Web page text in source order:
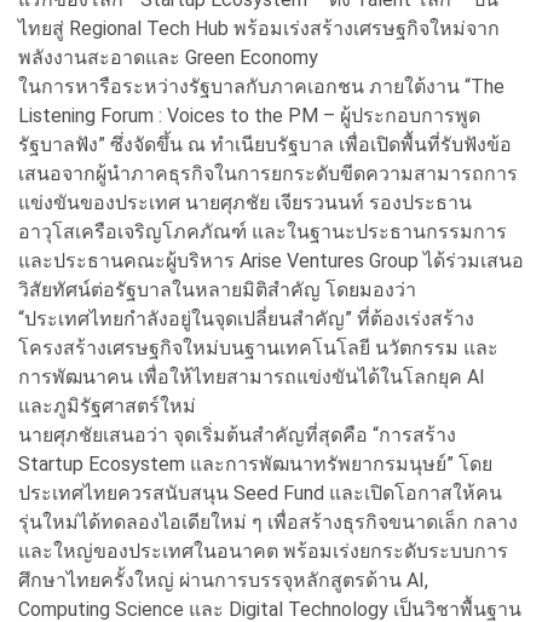
ไทยสู่ Regional Tech Hub พร้อมเร่งสร้างเศรษฐกิจใหม่จาก
พลังงานสะอาดและ Green Economy
ในการหารือระหว่างรัฐบาลกับภาคเอกชน ภายใต้งาน “The
Listening Forum : Voices to the PM – ผู้ประกอบการพูด
รัฐบาลฟัง” ซึ่งจัดขึ้น ณ ทำเนียบรัฐบาล เพื่อเปิดพื้นที่รับฟังข้อ
เสนอจากผู้นำภาคธุรกิจในการยกระดับขีดความสามารถการ
แข่งขันของประเทศ นายศุภชัย เจียรวนนท์ รองประธาน
อาวุโสเครือเจริญโภคภัณฑ์ และในฐานะประธานกรรมการ
และประธานคณะผู้บริหาร Arise Ventures Group ได้ร่วมเสนอ
วิสัยทัศน์ต่อรัฐบาลในหลายมิติสำคัญ โดยมองว่า
“ประเทศไทยกำลังอยู่ในจุดเปลี่ยนสำคัญ” ที่ต้องเร่งสร้าง
โครงสร้างเศรษฐกิจใหม่บนฐานเทคโนโลยี นวัตกรรม และ
การพัฒนาคน เพื่อให้ไทยสามารถแข่งขันได้ในโลกยุค AI
และภูมิรัฐศาสตร์ใหม่
นายศุภชัยเสนอว่า จุดเริ่มต้นสำคัญที่สุดคือ “การสร้าง
Startup Ecosystem และการพัฒนาทรัพยากรมนุษย์” โดย
ประเทศไทยควรสนับสนุน Seed Fund และเปิดโอกาสให้คน
รุ่นใหม่ได้ทดลองไอเดียใหม่ ๆ เพื่อสร้างธุรกิจขนาดเล็ก กลาง
และใหญ่ของประเทศในอนาคต พร้อมเร่งยกระดับระบบการ
ศึกษาไทยครั้งใหญ่ ผ่านการบรรจุหลักสูตรด้าน AI,
Computing Science และ Digital Technology เป็นวิชาพื้นฐาน